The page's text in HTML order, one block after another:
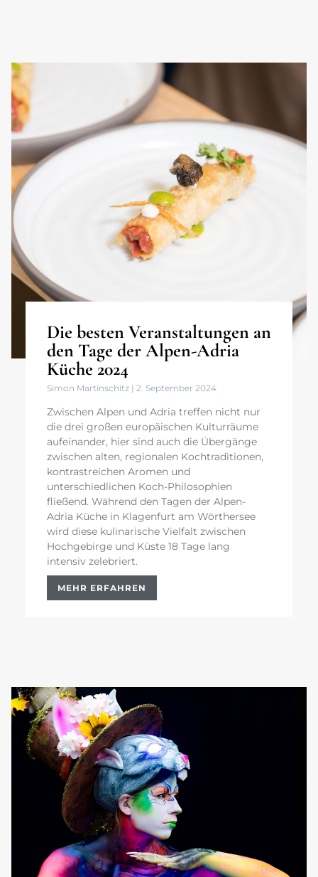
Die besten Veranstaltungen an
den Tage der Alpen-Adria
Küche 2024
Simon Martinschitz 2. September 2024
Zwischen Alpen und Adria treffen nicht nur
die drei großen europäischen Kulturräume
aufeinander, hier sind auch die Übergänge
zwischen alten, regionalen Kochtraditionen,
kontrastreichen Aromen und
unterschiedlichen Koch-Philosophien
fließend. Während den Tagen der Alpen-
Adria Küche in Klagenfurt am Wörthersee
wird diese kulinarische Vielfalt zwischen
Hochgebirge und Küste 18 Tage lang
intensiv zelebriert.
MEHR ERFAHREN